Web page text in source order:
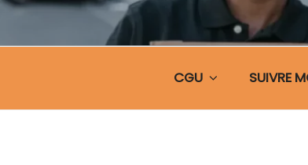
SUIVRE
CGU SUIVRE